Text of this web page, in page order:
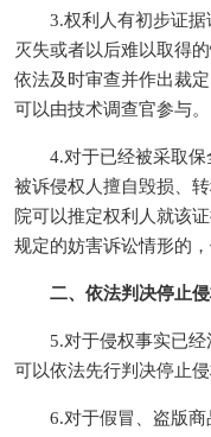
3.权利人有初步证据
灭失或者以后难以取得
依法及时审查并作出裁
可以由技术调查官参与。
4.对于已经被采取保
被诉侵权人擅自毁损、
院可以推定权利人就该
规定的妨害诉讼情形的
二、依法判决停止侵
5.对于侵权事实已经
可以依法先行判决停止侵
6.对于假冒、盗版商